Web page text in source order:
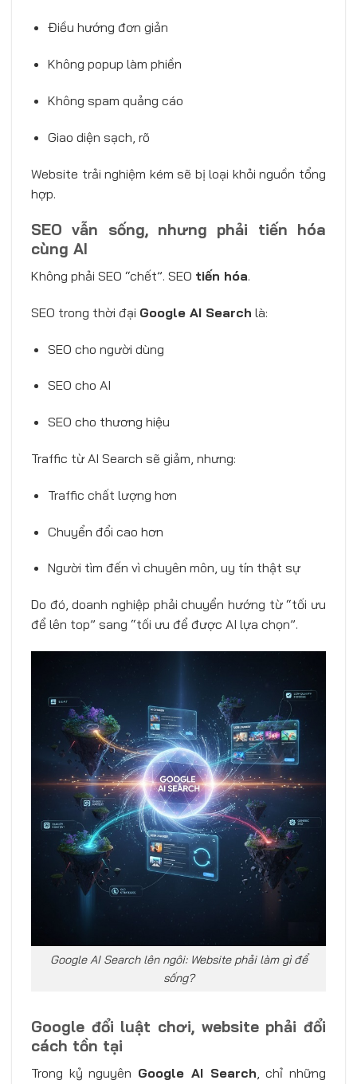
Điều hướng đơn giản
Không popup làm phiền
Không spam quảng cáo
Giao diện sạch, rõ
Website trải nghiệm kém sẽ bị loại khỏi nguồn tổng
hợp.
SEO vẫn sống, nhưng phải tiến hóa
cùng AI
Không phải SEO “chết”. SEO tiến hóa.
SEO trong thời đại Google AI Search là:
SEO cho người dùng
SEO cho AI
SEO cho thương hiệu
Traffic từ AI Search sẽ giảm, nhưng:
Traffic chất lượng hơn
Chuyển đổi cao hơn
Người tìm đến vì chuyên môn, uy tín thật sự
Do đó, doanh nghiệp phải chuyển hướng từ “tối ưu
để lên top” sang “tối ưu để được AI lựa chọn”.
Google AI Search lên ngôi: Website phải làm gì để
sống?
Google đổi luật chơi, website phải đổi
cách tồn tại
Trong kỷ nguyên Google AI Search, chỉ những